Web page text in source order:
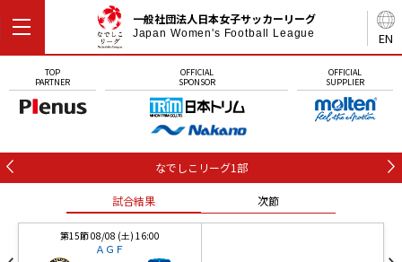
EN
一般社団法人日本女子サッカーリーグ
Japan Women's Football League
TOP
PARTNER
OFFICIAL
SPONSOR
OFFICIAL
SUPPLIER
なでしこリーグ1部
試合結果 次節
第15節 08/08 (土) 16:00
ＡＧＦ